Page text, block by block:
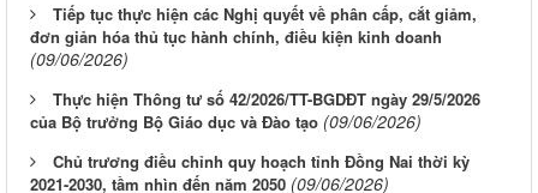
Tiếp tục thực hiện các Nghị quyết về phân cấp, cắt giảm,
đơn giản hóa thủ tục hành chính, điều kiện kinh doanh
(09/06/2026)
Thực hiện Thông tư số 42/2026/TT-BGDĐT ngày 29/5/2026
của Bộ trưởng Bộ Giáo dục và Đào tạo (09/06/2026)
Chủ trương điều chỉnh quy hoạch tỉnh Đồng Nai thời kỳ
2021-2030, tầm nhìn đến năm 2050 (09/06/2026)